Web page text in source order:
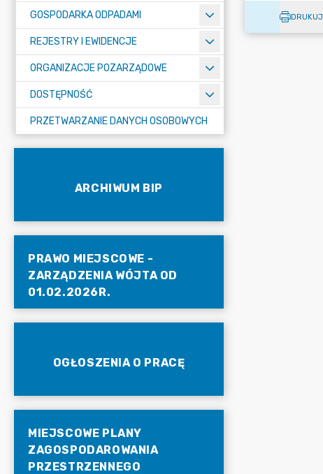
GOSPODARKA ODPADAMI
REJESTRY I EWIDENCJE
ORGANIZACJE POZARZĄDOWE
DOSTĘPNOŚĆ
PRZETWARZANIE DANYCH OSOBOWYCH
ARCHIWUM BIP
PRAWO MIEJSCOWE -
ZARZĄDZENIA WÓJTA OD
01.02.2026R.
OGŁOSZENIA O PRACĘ
MIEJSCOWE PLANY
ZAGOSPODAROWANIA
PRZESTRZENNEGO
DRUKUJ